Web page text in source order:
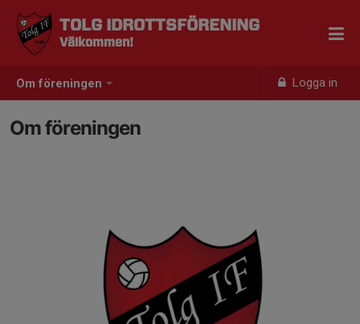
Om föreningen Logga in
TOLG IDROTTSFÖRENING
Välkommen!
Om föreningen